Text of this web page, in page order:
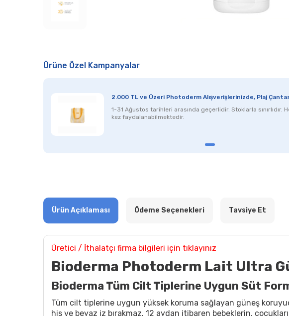
Ürüne Özel Kampanyalar
2.000 TL ve Üzeri Photoderm Alışverişlerinizde, Plaj
1-31 Ağustos tarihleri arasında geçerlidir. Stoklarla sınırlıdır.
kez faydalanabilmektedir.
Ürün Açıklaması Ödeme Seçenekleri Tavsiye Et
Üretici / İthalatçı firma bilgileri için tıklayınız
Bioderma Photoderm Lait Ultra
Bioderma Tüm Cilt Tiplerine Uygun Süt
Tüm cilt tiplerine uygun yüksek koruma sağlayan güneş
his ve beyaz iz bırakmaz. 12 aydan itibaren bebeklerin,